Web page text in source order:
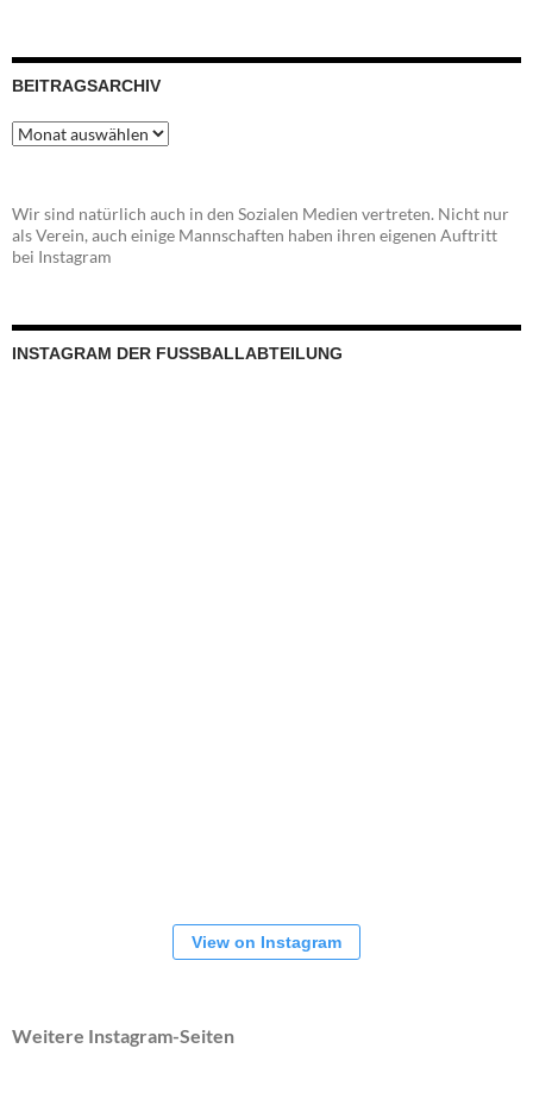
BEITRAGSARCHIV
Beitragsarchiv
Wir sind natürlich auch in den Sozialen Medien vertreten. Nicht nur
als Verein, auch einige Mannschaften haben ihren eigenen Auftritt
bei Instagram
INSTAGRAM DER FUSSBALLABTEILUNG
View on Instagram
Weitere Instagram-Seiten